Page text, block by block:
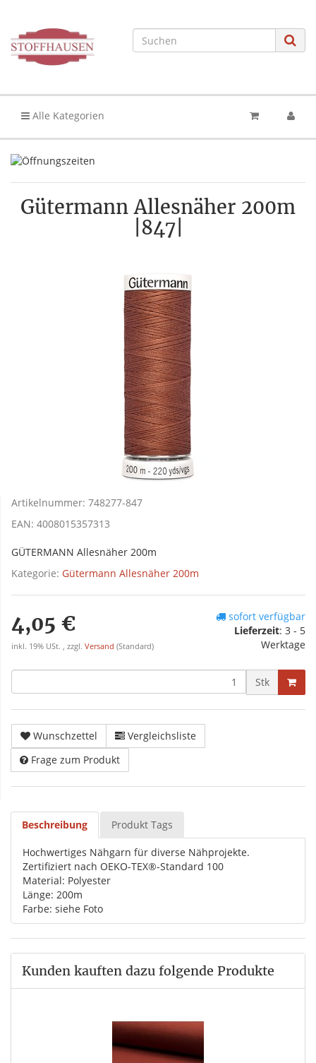
Alle Kategorien
Gütermann Allesnäher 200m
|847|
Artikelnummer: 748277-847
EAN: 4008015357313
GÜTERMANN Allesnäher 200m
Kategorie: Gütermann Allesnäher 200m
4,05 €
inkl. 19% USt. , zzgl. Versand (Standard)
sofort verfügbar
Lieferzeit: 3 - 5
Werktage
Stk
Wunschzettel
Vergleichsliste
Frage zum Produkt
Beschreibung Produkt Tags
Hochwertiges Nähgarn für diverse Nähprojekte.
Zertifiziert nach OEKO-TEX®-Standard 100
Material: Polyester
Länge: 200m
Farbe: siehe Foto
Kunden kauften dazu folgende Produkte